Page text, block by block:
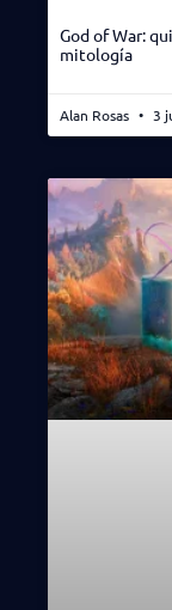
God of War:
mitología
Alan Rosas 3